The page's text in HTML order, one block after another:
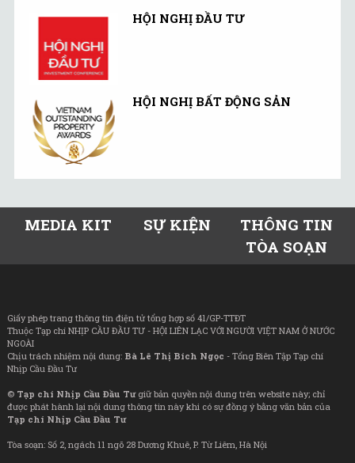
HỘI NGHỊ ĐẦU TƯ
HỘI NGHỊ BẤT ĐỘNG SẢN
MEDIA KIT SỰ KIỆN
THÔNG TIN
TÒA SOẠN
Giấy phép trang thông tin điện tử tổng hợp số 41/GP-TTĐT
Thuộc Tạp chí NHỊP CẦU ĐẦU TƯ - HỘI LIÊN LẠC VỚI NGƯỜI VIỆT NAM Ở NƯỚC
NGOÀI
Chịu trách nhiệm nội dung: Bà Lê Thị Bích Ngọc - Tổng Biên Tập Tạp chí
Nhịp Cầu Đầu Tư
© Tạp chí Nhịp Cầu Đầu Tưgiữ bản quyền nội dung trên website này; chỉ
được phát hành lại nội dung thông tin này khi có sự đồng ý bằng văn bản của
Tạp chí Nhịp Cầu Đầu Tư
Tòa soạn: Số 2, ngách 11 ngõ 28 Dương Khuê, P. Từ Liêm, Hà Nội